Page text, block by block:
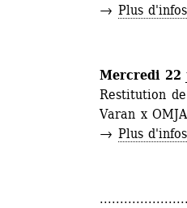
→ Plus d'infos
Mercredi
Restitution
Varan x
→ Plus d'infos